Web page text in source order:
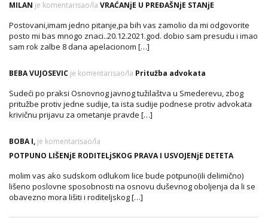
MILAN je komentarisao/la VRAĆANjE U PREĐAŠNjE STANjE
Postovani,imam jedno pitanje,pa bih vas zamolio da mi odgovorite
posto mi bas mnogo znaci..20.12.2021.god. dobio sam presudu i imao
sam rok zalbe 8 dana apelacionom […]
BEBA VUJOSEVIC je komentarisao/la Pritužba advokata
Sudeći po praksi Osnovnog javnog tužilaštva u Smederevu, zbog
pritužbe protiv jedne sudije, ta ista sudije podnese protiv advokata
krivičnu prijavu za ometanje pravde […]
BOBA I, je komentarisao/la
POTPUNO LIŠENjE RODITELjSKOG PRAVA I USVOJENjE DETETA
molim vas ako sudskom odlukom lice bude potpuno(ili delimično)
lišeno poslovne sposobnosti na osnovu duševnog oboljenja da li se
obavezno mora lišiti i roditeljskog […]